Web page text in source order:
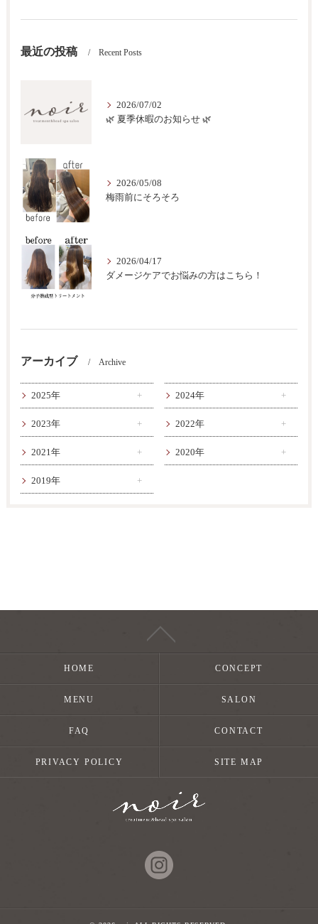
最近の投稿 Recent Posts
2026/07/02
🌿 夏季休暇のお知らせ 🌿
2026/05/08
梅雨前にそろそろ
2026/04/17
ダメージケアでお悩みの方はこちら！
アーカイブ Archive
2025年 2024年
2023年 2022年
2021年 2020年
2019年
HOME CONCEPT
MENU SALON
FAQ CONTACT
PRIVACY POLICY SITE MAP